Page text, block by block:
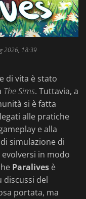
2026, 18:39
di vita è stato
The Sims. Tuttavia, a
si è fatta
alle pratiche
e alla
simulazione di
in modo
Paralives è
del
portata, ma